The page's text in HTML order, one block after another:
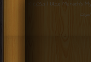
مرات